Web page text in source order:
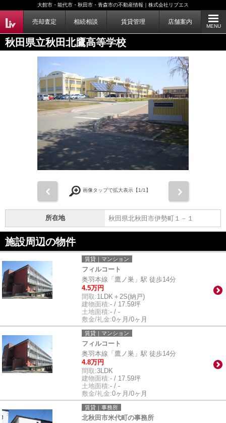
大館市・能代市・秋田市・青森市の不動産情報｜株式会社リブエス
売却査定 相続相談 賃貸管理 店舗案内
MENU
秋田県立秋田北鷹高等学校
画像タップで拡大表示【1/1】
所在地 秋田県北秋田市伊勢町１－１
施設周辺の物件
賃貸｜マンション
フィルコート
奥羽本線「鷹ノ巣」駅 徒歩14分
4.5万円
間取:1LDK＋2S(納戸)
建物面積:- / 17.59坪
土地面積:- / -
敷金/礼金:0ヶ月/0ヶ月
賃貸｜マンション
フィルコート
奥羽本線「鷹ノ巣」駅 徒歩14分
4.8万円
間取:3LDK
建物面積:- / 17.59坪
土地面積:- / -
敷金/礼金:0ヶ月/0ヶ月
賃貸｜事務所
北秋田市米代町の事務所